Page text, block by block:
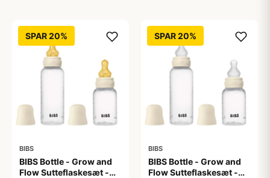
SPAR 20%
BIBS
BIBS Bottle - Grow and
Flow Sutteflaskesæt -
SPAR 20%
BIBS
BIBS Bottle - Grow and
Flow Sutteflaskesæt -